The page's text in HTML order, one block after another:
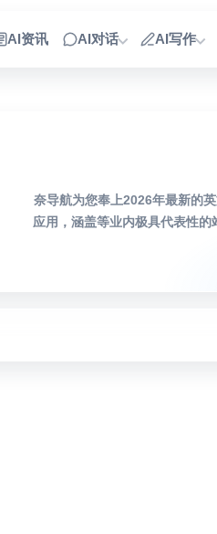
AI资讯 AI对话 AI写作
奈导航为您奉上2026年最新的
应用，涵盖等业内极具代表性的